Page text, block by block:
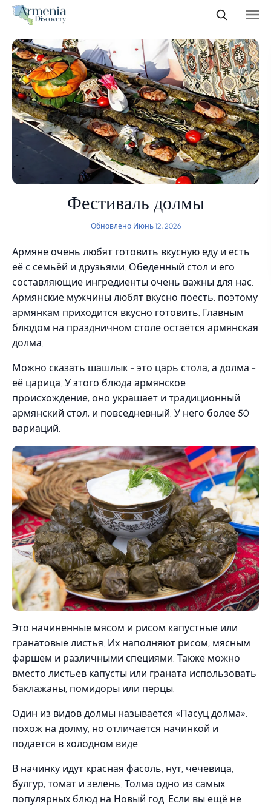
Фестиваль долмы
Обновлено Июнь 12, 2026
Армяне очень любят готовить вкусную еду и есть
её с семьёй и друзьями. Обеденный стол и его
составляющие ингредиенты очень важны для нас.
Армянские мужчины любят вкусно поесть, поэтому
армянкам приходится вкусно готовить. Главным
блюдом на праздничном столе остаётся армянская
долма.
Можно сказать шашлык - это царь стола, а долма -
её царица. У этого блюда армянское
происхождение, оно украшает и традиционный
армянский стол, и повседневный. У него более 50
вариаций.
Это начиненные мясом и рисом капустные или
гранатовые листья. Их наполняют рисом, мясным
фаршем и различными специями. Также можно
вместо листьев капусты или граната использовать
баклажаны, помидоры или перцы.
Один из видов долмы называется «Пасуц долма»,
похож на долму, но отличается начинкой и
подается в холодном виде.
В начинку идут красная фасоль, нут, чечевица,
булгур, томат и зелень. Толма одно из самых
популярных блюд на Новый год. Если вы ещё не